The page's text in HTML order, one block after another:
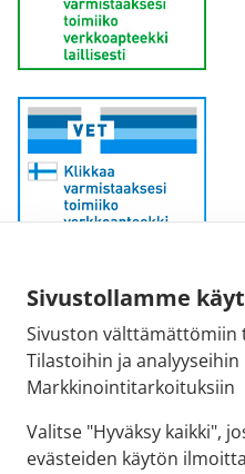
Sivustollamme
Sivuston
Tilastoihin ja analyyseihin
Markkinointitarkoituksiin
Valitse "Hyväksy kaikki",
evästeiden käytön
Sähköpostiosoite:
kirjaamo@fimea.fi
Fimean vaihde:
029 522 3341